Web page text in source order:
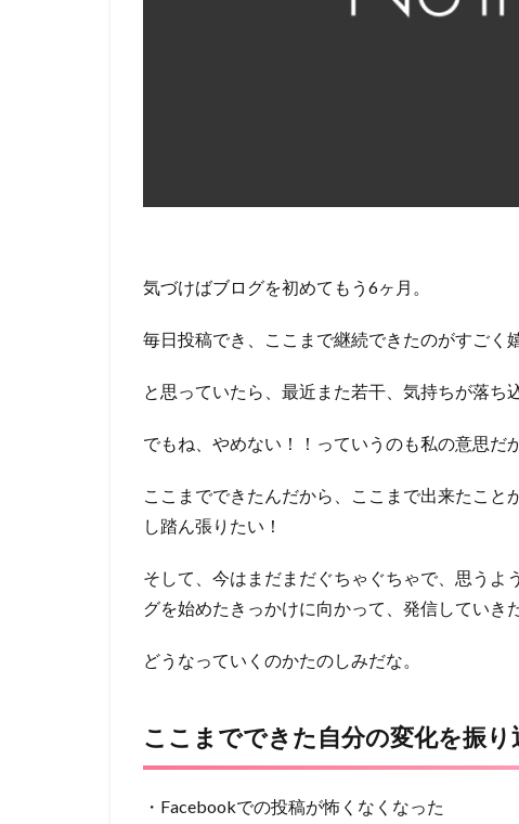
気づけばブログを初めてもう6ヶ月。
毎日投稿でき、ここまで継続できたのがすごく
と思っていたら、最近また若干、気持ちが落ち
でもね、やめない！！っていうのも私の意思だ
ここまでできたんだから、ここまで出来たこ
し踏ん張りたい！
そして、今はまだまだぐちゃぐちゃで、思うよ
グを始めたきっかけに向かって、発信していき
どうなっていくのかたのしみだな。
ここまでできた自分の変化を振り
・Facebookでの投稿が怖くなくなった